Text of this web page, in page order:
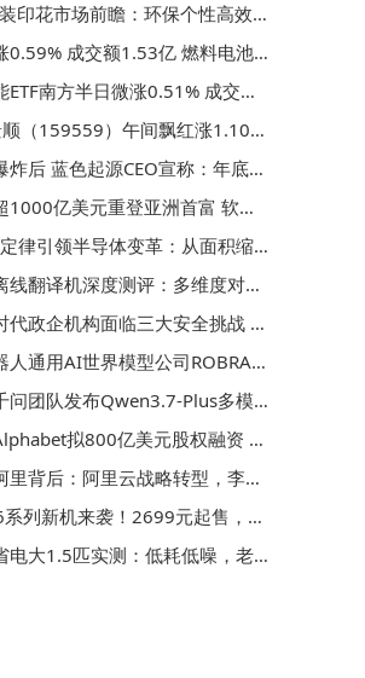
场前瞻：环保个性高效成新宠，选对品牌是关键
成交额1.53亿 燃料电池等概念加持主力持仓分散
半日微涨0.51% 成交额近千万 重仓股表现分化
）午间飘红涨1.10% 重仓股表现分化半日成交近8000万
色起源CEO宣称：年底前将再度挑战发射任务
元重登亚洲首富 软银市值攀升AI投资计划成催化剂
半导体变革：从面积缩微迈向时间缩微新征程
度测评：多维度对比科大讯飞等，帮你选对翻译神器
构面临三大安全挑战 网络安全迎千亿级增量空间
界模型公司ROBRAIN成立，引领机器人行业迈向新纪元
布Qwen3.7-Plus多模态Agent模型 全球榜单成绩亮眼
800亿美元股权融资 加速AI基建扩张与战略布局
后：阿里云战略转型，李飞飞面临新挑战
来袭！2699元起售，配置亮点多，或成市场新宠
匹实测：低耗低噪，老空调换新能省近千元电费